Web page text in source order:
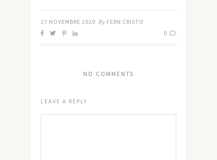
27 NOVEMBRE 2020 By FERN CRISTO
0
NO COMMENTS
LEAVE A REPLY